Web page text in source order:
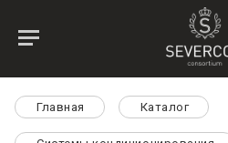
Главная Каталог